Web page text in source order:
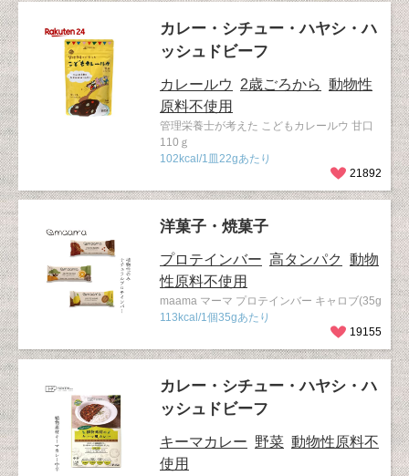
カレー・シチュー・ハヤシ・ハ
ッシュドビーフ
カレールウ 2歳ごろから 動物性
原料不使用
管理栄養士が考えた こどもカレールウ 甘口
110ｇ
102kcal/1皿22gあたり
21892
洋菓子・焼菓子
プロテインバー 高タンパク
動物
性原料不使用
maama マーマ プロテインバー キャロブ(35g
113kcal/1個35gあたり
19155
カレー・シチュー・ハヤシ・ハ
ッシュドビーフ
キーマカレー 野菜 動物性原料不
使用